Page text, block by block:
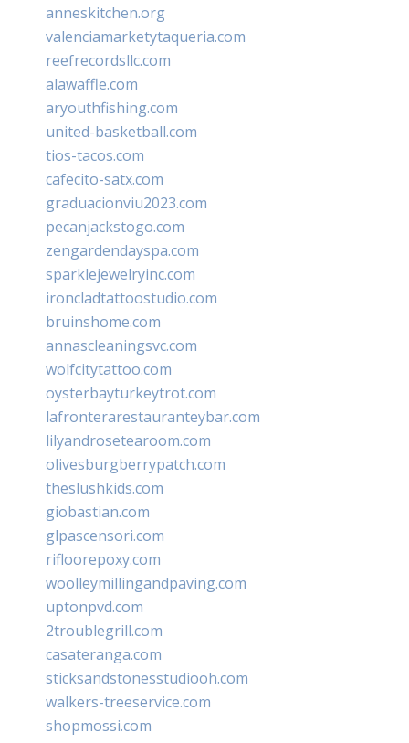
anneskitchen.org
valenciamarketytaqueria.com
reefrecordsllc.com
alawaffle.com
aryouthfishing.com
united-basketball.com
tios-tacos.com
cafecito-satx.com
graduacionviu2023.com
pecanjackstogo.com
zengardendayspa.com
sparklejewelryinc.com
ironcladtattoostudio.com
bruinshome.com
annascleaningsvc.com
wolfcitytattoo.com
oysterbayturkeytrot.com
lafronterarestauranteybar.com
lilyandrosetearoom.com
olivesburgberrypatch.com
theslushkids.com
giobastian.com
glpascensori.com
rifloorepoxy.com
woolleymillingandpaving.com
uptonpvd.com
2troublegrill.com
casateranga.com
sticksandstonesstudiooh.com
walkers-treeservice.com
shopmossi.com